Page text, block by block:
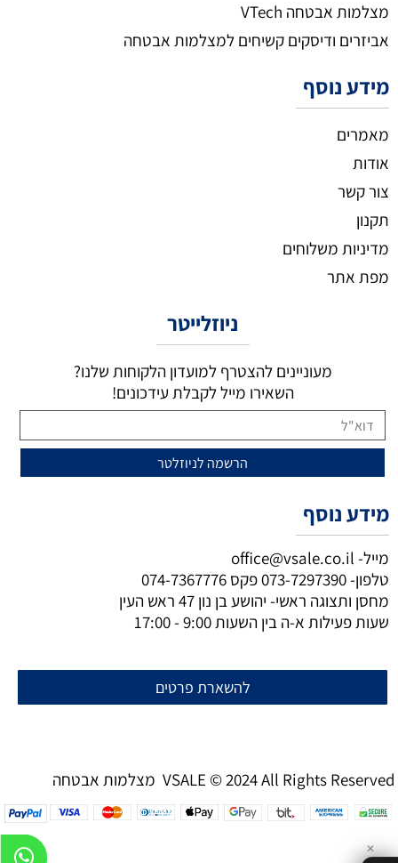
מצלמות אבטחה VTech
אביזרים ודיסקים קשיחים למצלמות אבטחה
מידע נוסף
מאמרים
אודות
צור קשר
תקנון
מדיניות משלוחים
מפת אתר
ניוזלייטר
מעוניינים להצטרף למועדון הלקוחות שלנו?
השאירו מייל לקבלת עידכונים!
מידע נוסף
מייל- office@vsale.co.il
טלפון-073-7297390פקס 074-7367776
מחסן ותצוגה ראשי- יהושע בן נון 47 ראש העין
שעות פעילות א-ה בין השעות 9:00 - 17:00
להשארת פרטים
מצלמות אבטחה VSALE © 2024 All Rights Reserved
✕